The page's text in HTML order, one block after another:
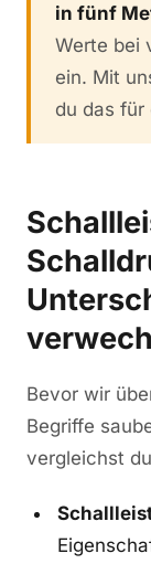
in fünf
Werte bei
ein. Mit
du das für
Bevor wir
Begriffe
vergleichst